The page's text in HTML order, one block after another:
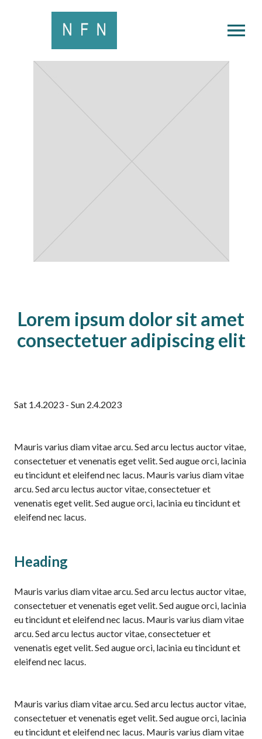
Lorem ipsum dolor sit amet
consectetuer adipiscing elit
Sat 1.4.2023 - Sun 2.4.2023
Mauris varius diam vitae arcu. Sed arcu lectus auctor vitae,
consectetuer et venenatis eget velit. Sed augue orci, lacinia
eu tincidunt et eleifend nec lacus. Mauris varius diam vitae
arcu. Sed arcu lectus auctor vitae, consectetuer et
venenatis eget velit. Sed augue orci, lacinia eu tincidunt et
eleifend nec lacus.
Heading
Mauris varius diam vitae arcu. Sed arcu lectus auctor vitae,
consectetuer et venenatis eget velit. Sed augue orci, lacinia
eu tincidunt et eleifend nec lacus. Mauris varius diam vitae
arcu. Sed arcu lectus auctor vitae, consectetuer et
venenatis eget velit. Sed augue orci, lacinia eu tincidunt et
eleifend nec lacus.
Mauris varius diam vitae arcu. Sed arcu lectus auctor vitae,
consectetuer et venenatis eget velit. Sed augue orci, lacinia
eu tincidunt et eleifend nec lacus. Mauris varius diam vitae